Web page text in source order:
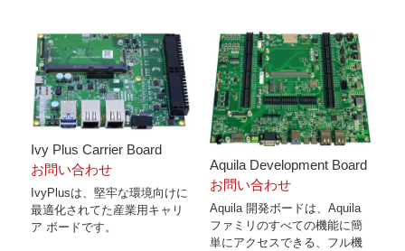
Ivy Plus Carrier Board
お問い合わせ
IvyPlusは、堅牢な環境向けに
最適化されてた産業用キャリ
ア ボードです。
Aquila Development Board
お問い合わせ
Aquila 開発ボードは、Aquila
ファミリのすべての機能に簡
単にアクセスできる、フル機